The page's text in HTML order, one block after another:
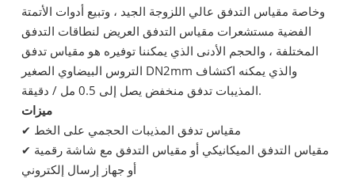
وخاصة مقياس التدفق عالي اللزوجة الجيد ، وتبيع أدوات الأتمتة
الفضية مستشعرات مقياس التدفق العريض لنطاقات التدفق
المختلفة ، والحجم الأدنى الذي يمكننا توفيره هو مقياس تدفق
التروس البيضاوي الصغير DN2mm والذي يمكنه اكتشاف
المذيبات تدفق منخفض يصل إلى 0.5 مل / دقيقة.
ميزات
✔ مقياس تدفق المذيبات الحجمي على الخط
✔
أو جهاز إرسال إلكتروني